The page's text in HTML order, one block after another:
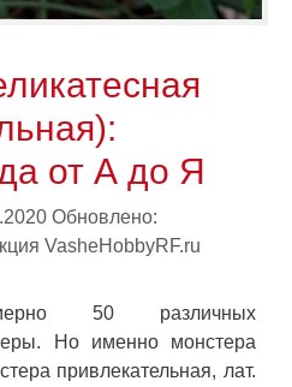
от А до Я
Обновлено:
VasheHobbyRF.ru
50 различных
Но именно монстера
привлекательная, лат.